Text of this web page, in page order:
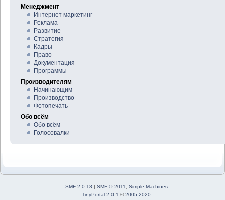
Менеджмент
Интернет маркетинг
Реклама
Развитие
Стратегия
Кадры
Право
Документация
Программы
Производителям
Начинающим
Производство
Фотопечать
Обо всём
Обо всём
Голосовалки
SMF 2.0.18 SMF © 2011, Simple Machines
TinyPortal 2.0.1 ©2005-2020